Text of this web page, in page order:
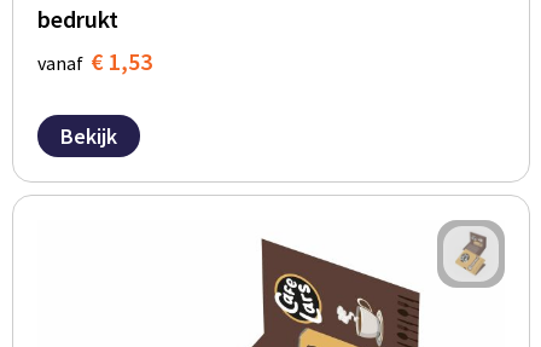
bedrukt
vanaf € 1,53
Bekijk